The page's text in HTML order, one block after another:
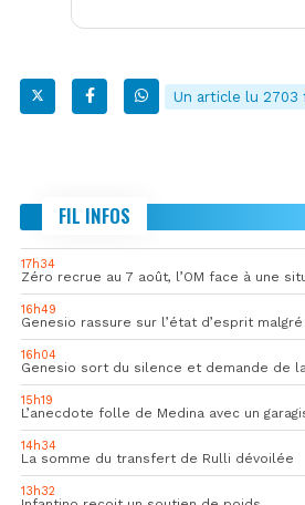
Un article lu 2703
FIL INFOS
17h34
16h49
Genesio rassure sur l’état d’esprit
16h04
Genesio sort du silence et demande de
15h19
L’anecdote folle de Medina avec un
14h34
La somme du transfert de Rulli dévoilée
13h32